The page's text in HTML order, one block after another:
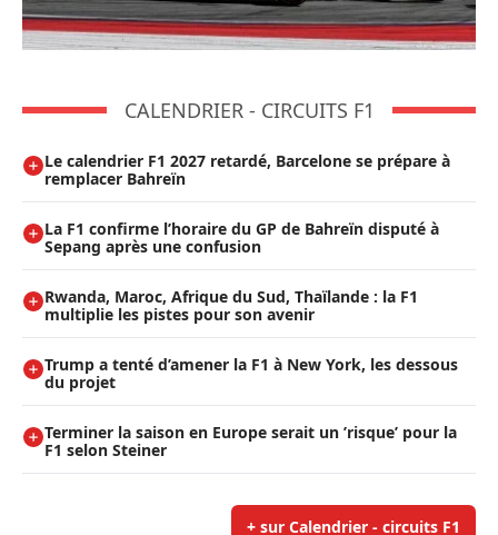
CALENDRIER - CIRCUITS F1
Le calendrier F1 2027 retardé, Barcelone se prépare à
remplacer Bahreïn
La F1 confirme l’horaire du GP de Bahreïn disputé à
Sepang après une confusion
Rwanda, Maroc, Afrique du Sud, Thaïlande : la F1
multiplie les pistes pour son avenir
Trump a tenté d’amener la F1 à New York, les dessous
du projet
Terminer la saison en Europe serait un ’risque’ pour la
F1 selon Steiner
+ sur Calendrier - circuits F1